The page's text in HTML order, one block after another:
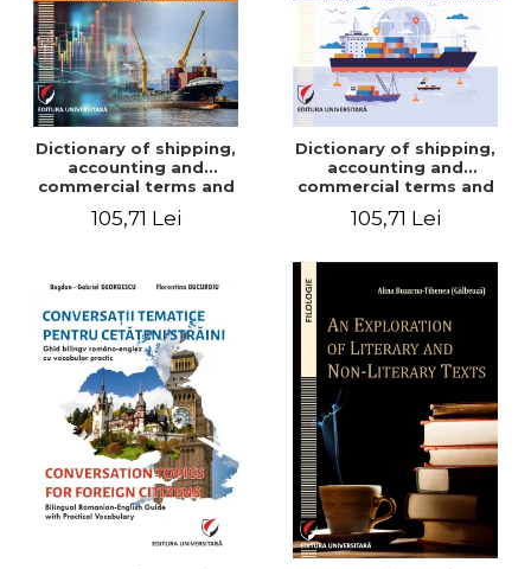
Dictionary of shipping,
accounting and
commercial terms and
English-German
105,71 Lei
Dictionary of shipping,
accounting and
commercial terms and
Russian – German
105,71 Lei